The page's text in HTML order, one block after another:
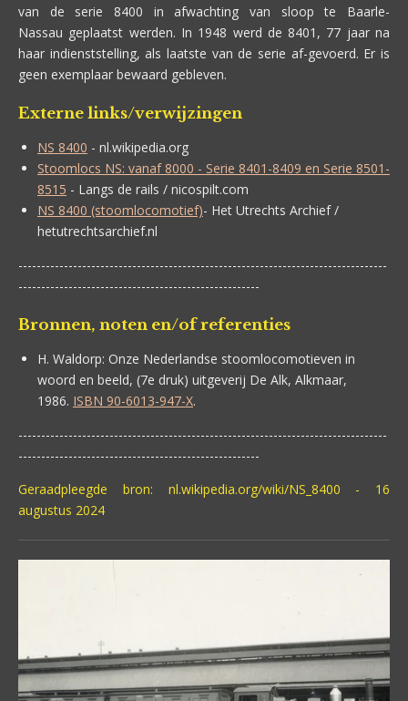
van de serie 8400 in afwachting van sloop te Baarle-
Nassau geplaatst werden. In 1948 werd de 8401, 77 jaar na
haar indienststelling, als laatste van de serie af-gevoerd. Er is
geen exemplaar bewaard gebleven.
Externe links/verwijzingen
NS 8400 - nl.wikipedia.org
Stoomlocs NS: vanaf 8000 - Serie 8401-8409 en Serie 8501-
8515 - Langs de rails / nicospilt.com
NS 8400 (stoomlocomotief)- Het Utrechts Archief /
hetutrechtsarchief.nl
---------------------------------------------------------------------------------
-----------------------------------------------------
Bronnen, noten en/of referenties
H. Waldorp: Onze Nederlandse stoomlocomotieven in
woord en beeld, (7e druk) uitgeverij De Alk, Alkmaar,
1986. ISBN 90-6013-947-X.
---------------------------------------------------------------------------------
-----------------------------------------------------
Geraadpleegde bron: nl.wikipedia.org/wiki/NS_8400 - 16
augustus 2024